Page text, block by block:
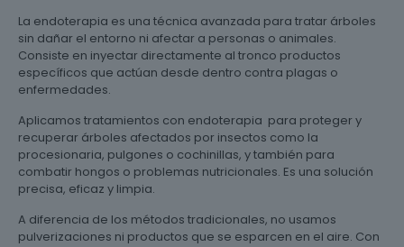
La endoterapia es una técnica avanzada para tratar árboles
sin dañar el entorno ni afectar a personas o animales.
Consiste en inyectar directamente al tronco productos
específicos que actúan desde dentro contra plagas o
enfermedades.
Aplicamos tratamientos con endoterapia para proteger y
recuperar árboles afectados por insectos como la
procesionaria, pulgones o cochinillas, y también para
combatir hongos o problemas nutricionales. Es una solución
precisa, eficaz y limpia.
A diferencia de los métodos tradicionales, no usamos
pulverizaciones ni productos que se esparcen en el aire. Con